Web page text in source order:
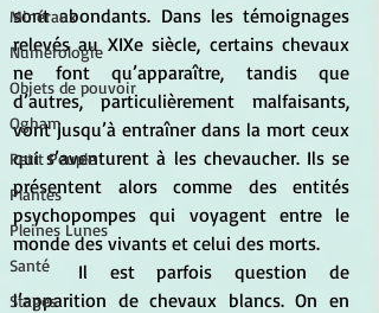
Minéraux
Numérologie
Objets de pouvoir
Ogham
Petit Peuple
Plantes
Pleines Lunes
Santé
Stages
sont abondants. Dans les témoignages
relevés au XIXe siècle, certains chevaux
ne font qu’apparaître, tandis que
d’autres, particulièrement malfaisants,
vont jusqu’à entraîner dans la mort ceux
qui s’aventurent à les chevaucher. Ils se
présentent alors comme des entités
psychopompes qui voyagent entre le
monde des vivants et celui des morts.
	Il est parfois question de
l’apparition de chevaux blancs. On en